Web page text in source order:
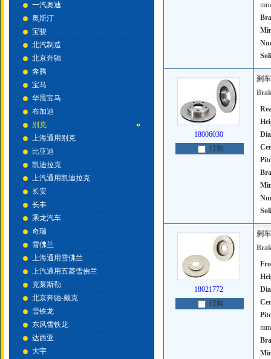
mm
订购
18006030
刹
订购
18021772
刹
mm
一汽奥迪
奥斯汀
宝骏
北汽制造
北京奔驰
奔腾
宝马
华晨宝马
布加迪
别克
上海通用别克
比亚迪
凯迪拉克
上汽通用凯迪拉克
长安
长丰
乘龙汽车
奇瑞
雪佛兰
上海通用雪佛兰
上汽通用五菱雪佛兰
克莱斯勒
北京奔驰-戴克
雪铁龙
东风雪铁龙
达西亚
大宇